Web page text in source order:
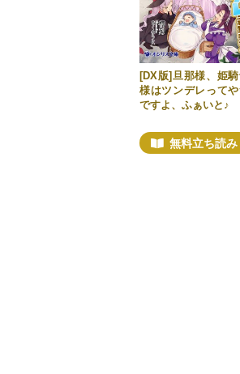
[DX版]旦那様、姫
様はツンデレって
ですよ、ふぁいと♪
無料立ち読み